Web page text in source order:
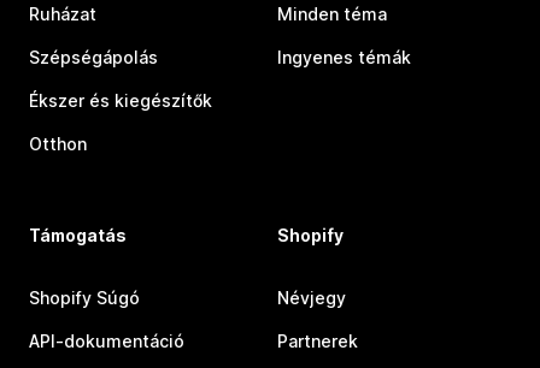
Ruházat
Szépségápolás
Ékszer és kiegészítők
Otthon
Minden téma
Ingyenes témák
Támogatás
Shopify Súgó
API-dokumentáció
Shopify
Névjegy
Partnerek